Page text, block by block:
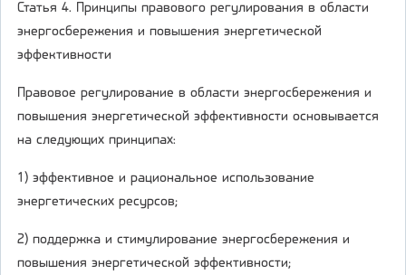
Статья 4. Принципы правового регулирования в области
энергосбережения и повышения энергетической
эффективности
Правовое регулирование в области энергосбережения и
повышения энергетической эффективности основывается
на следующих принципах:
1) эффективное и рациональное использование
энергетических ресурсов;
2) поддержка и стимулирование энергосбережения и
повышения энергетической эффективности;